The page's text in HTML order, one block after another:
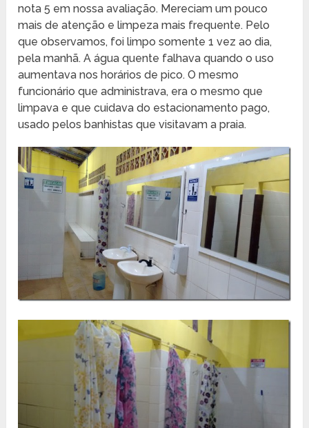
nota 5 em nossa avaliação. Mereciam um pouco
mais de atenção e limpeza mais frequente. Pelo
que observamos, foi limpo somente 1 vez ao dia,
pela manhã. A água quente falhava quando o uso
aumentava nos horários de pico. O mesmo
funcionário que administrava, era o mesmo que
limpava e que cuidava do estacionamento pago,
usado pelos banhistas que visitavam a praia.